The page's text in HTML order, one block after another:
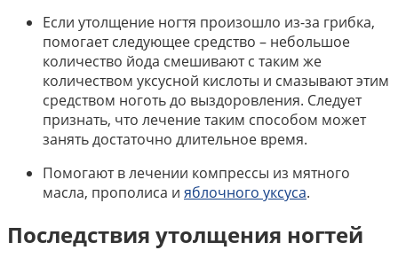
Если утолщение ногтя произошло из-за грибка,
помогает следующее средство – небольшое
количество йода смешивают с таким же
количеством уксусной кислоты и смазывают этим
средством ноготь до выздоровления. Следует
признать, что лечение таким способом может
занять достаточно длительное время.
Помогают в лечении компрессы из мятного
масла, прополиса и яблочного уксуса.
Последствия утолщения ногтей